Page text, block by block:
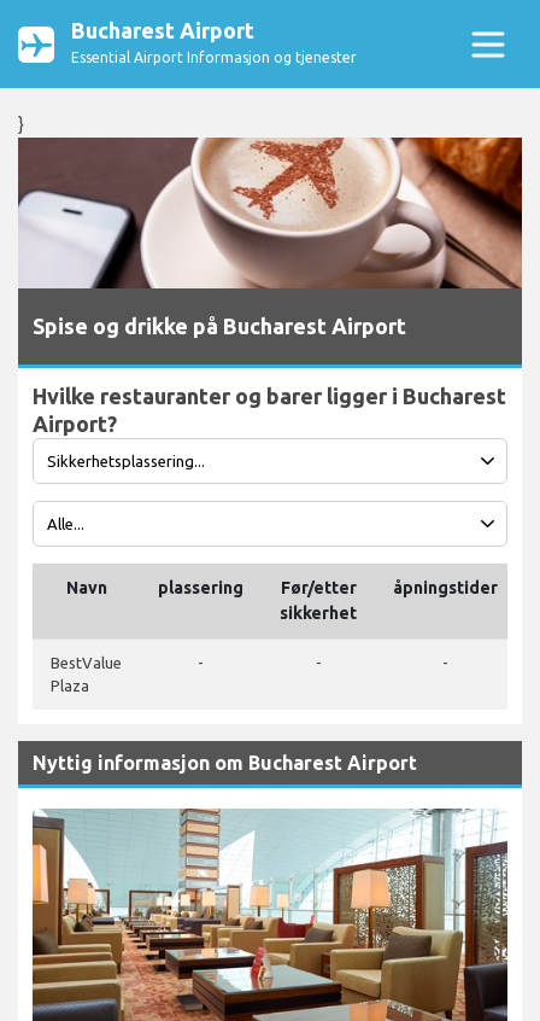
Bucharest Airport
Essential Airport Informasjon og tjenester
}
Spise og drikke på Bucharest Airport
Hvilke restauranter og barer ligger i Bucharest
Airport?
Navn plassering
Før/etter
sikkerhet
åpningstider
BestValue
Plaza
- - -
Nyttig informasjon om Bucharest Airport